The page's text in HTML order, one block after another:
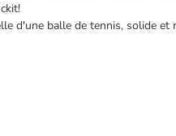
d'une balle de tennis, solide